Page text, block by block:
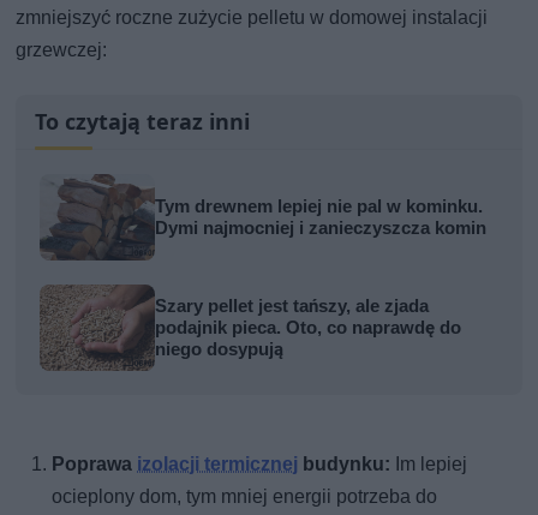
zmniejszyć roczne zużycie pelletu w domowej instalacji
grzewczej:
To czytają teraz inni
Tym drewnem lepiej nie pal w kominku.
Dymi najmocniej i zanieczyszcza komin
Szary pellet jest tańszy, ale zjada
podajnik pieca. Oto, co naprawdę do
niego dosypują
Poprawa izolacji termicznej budynku: Im lepiej
ocieplony dom, tym mniej energii potrzeba do